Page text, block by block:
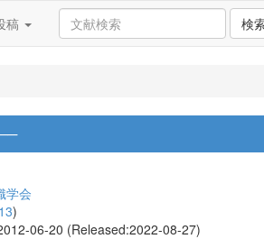
稿 検
学会
)
06-20 (Released:2022-08-27)